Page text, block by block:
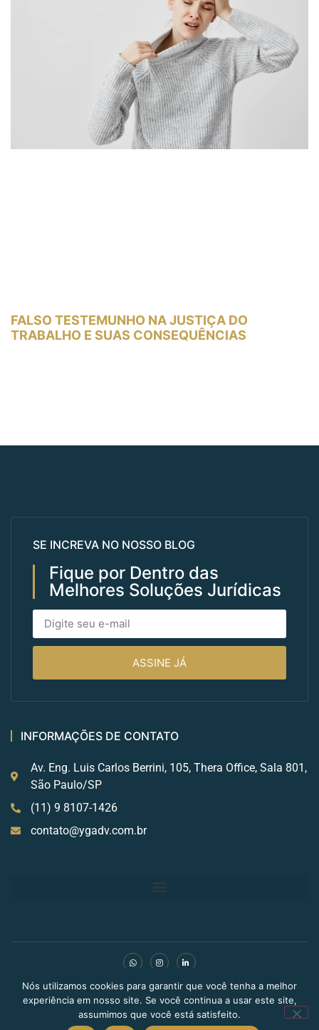
FALSO TESTEMUNHO NA JUSTIÇA DO
TRABALHO E SUAS CONSEQUÊNCIAS
SE INCREVA NO NOSSO BLOG
Fique por Dentro das
Melhores Soluções Jurídicas
ASSINE JÁ
INFORMAÇÕES DE CONTATO
Av. Eng. Luis Carlos Berrini, 105, Thera Office, Sala 801,
São Paulo/SP
(11) 9 8107-1426
contato@ygadv.com.br
Copyright © 2024 BLDN Digital. Todos os direitos
reservados.
Nós utilizamos cookies para garantir que você tenha a melhor
experiência em nosso site. Se você continua a usar este site,
assumimos que você está satisfeito.